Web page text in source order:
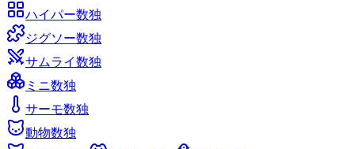
ハイパー数独
ジグソー数独
サムライ数独
ミニ数独
サーモ数独
動物数独